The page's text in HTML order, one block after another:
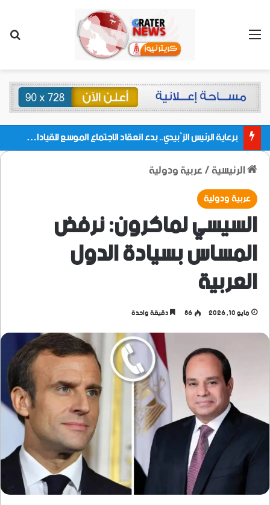
القائمة
برعاية الرئيس الزُبيدي.. بدء انعقاد الاجتماع الموسع للقيادات المحلية بالعاصمة ولمديريات وكتل مجلس العموم ومنسقيات الجامعة بالعاصمة عدن
الرئيسية/عربية ودولية
عربية ودولية
السيسي لماكرون: نرفض
المساس بسيادة الدول
العربية
مايو 10, 2026 86 دقيقة واحدة